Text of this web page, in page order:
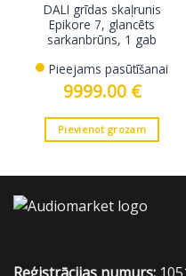
DALI grīdas skaļrunis
Epikore 7, glancēts
sarkanbrūns, 1 gab
Pieejams pasūtīšanai
9999.00 €
Pievienot grozam
Reģistrācijas numurs: